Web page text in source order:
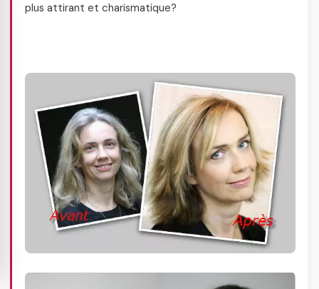
plus attirant et charismatique?